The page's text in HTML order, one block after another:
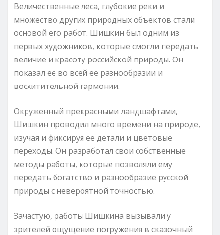
Величественные леса, глубокие реки и
множество других природных объектов стали
основой его работ. Шишкин был одним из
первых художников, которые смогли передать
величие и красоту российской природы. Он
показал ее во всей ее разнообразии и
восхитительной гармонии.
Окруженный прекрасными ландшафтами,
Шишкин проводил много времени на природе,
изучая и фиксируя ее детали и цветовые
переходы. Он разработал свои собственные
методы работы, которые позволяли ему
передать богатство и разнообразие русской
природы с невероятной точностью.
Зачастую, работы Шишкина вызывали у
зрителей ощущение погружения в сказочный